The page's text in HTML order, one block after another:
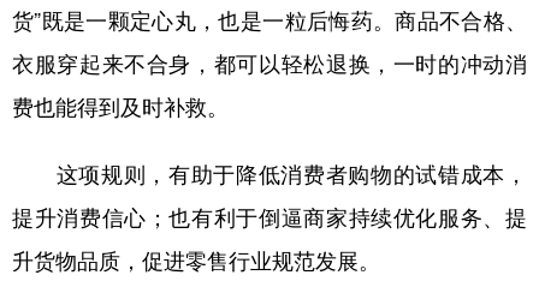
北京 天津 河北 山西
辽宁 吉林 上海 江苏
浙江 安徽
山东 河南 湖北 湖南
广东 广西 海南 重庆
四川 贵州 云南
货”既是一颗定心丸，也是一粒后悔药。商品不合格、
衣服穿起来不合身，都可以轻松退换，一时的冲动消
费也能得到及时补救。
这项规则，有助于降低消费者购物的试错成本，
提升消费信心；也有利于倒逼商家持续优化服务、提
升货物品质，促进零售行业规范发展。